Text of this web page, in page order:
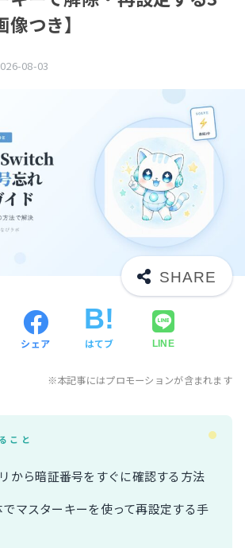
つき】
08-03
シェア はてブ LINE
※本記事にはプロモーションが含まれます
こと
から暗証番号をすぐに確認する方法
マスターキーを使って再設定する手